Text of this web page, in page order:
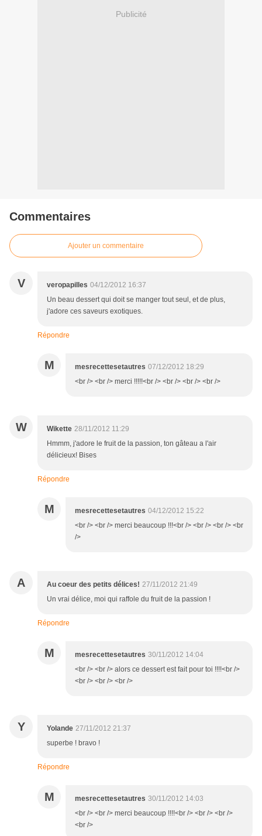
Publicité
Commentaires
Ajouter un commentaire
V veropapilles 04/12/2012 16:37
Un beau dessert qui doit se manger tout seul, et de plus,
j'adore ces saveurs exotiques.
Répondre
M mesrecettesetautres 07/12/2012 18:29
<br /> <br /> merci !!!!!<br /> <br /> <br /> <br />
W Wikette 28/11/2012 11:29
Hmmm, j'adore le fruit de la passion, ton gâteau a l'air
délicieux! Bises
Répondre
M mesrecettesetautres 04/12/2012 15:22
<br /> <br /> merci beaucoup !!!<br /> <br /> <br /> <br
/>
A Au coeur des petits délices! 27/11/2012 21:49
Un vrai délice, moi qui raffole du fruit de la passion !
Répondre
M mesrecettesetautres 30/11/2012 14:04
<br /> <br /> alors ce dessert est fait pour toi !!!!<br />
<br /> <br /> <br />
Y Yolande 27/11/2012 21:37
superbe ! bravo !
Répondre
M mesrecettesetautres 30/11/2012 14:03
<br /> <br /> merci beaucoup !!!!<br /> <br /> <br />
<br />